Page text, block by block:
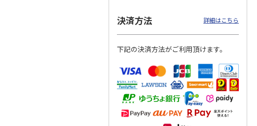
決済方法 詳細はこちら
下記の決済方法がご利用頂けます。